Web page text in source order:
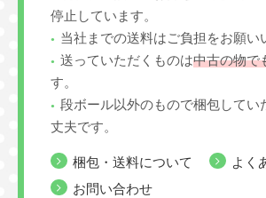
停止しています。
当社までの送料はご負担をお願い
送っていただくものは中古の物で
す。
段ボール以外のもので梱包してい
丈夫です。
梱包・送料について
よく
お問い合わせ